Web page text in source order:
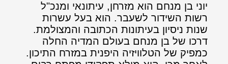
יוני בן מנחם הוא מזרחן, עיתונאי ומנכ"ל
רשות השידור לשעבר. הוא בעל עשרות
שנות ניסיון בעיתונות הכתובה והמצולמת.
דרכו של בן מנחם בעולם המדיה החלה
כמפיק של הטלוויזיה היפנית במזרח התיכון.